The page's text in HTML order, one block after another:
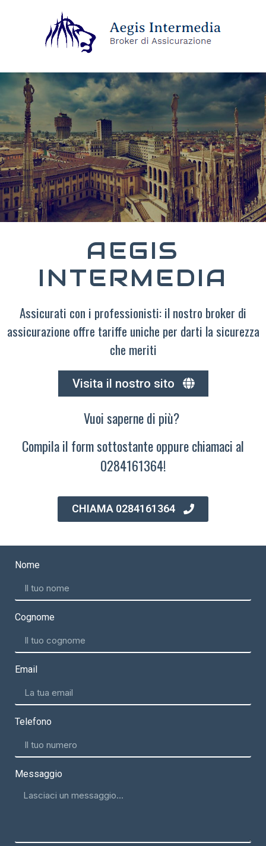
AEGIS
INTERMEDIA
Assicurati con i professionisti: il nostro broker di
assicurazione offre tariffe uniche per darti la sicurezza
che meriti
Visita il nostro sito
Vuoi saperne di più?
Compila il form sottostante oppure chiamaci al
0284161364!
CHIAMA 0284161364
Nome
Cognome
Email
Telefono
Messaggio